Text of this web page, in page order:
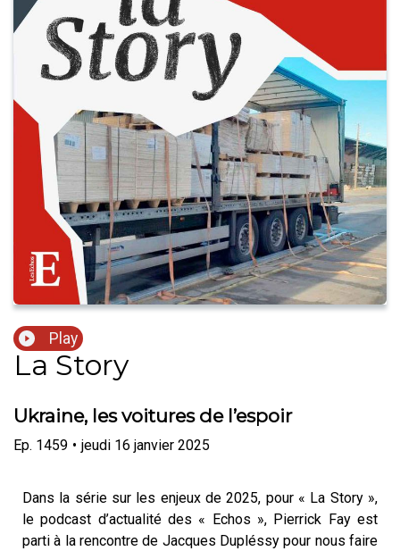
Play
La Story
Ukraine, les voitures de l’espoir
Ep. 1459 • jeudi 16 janvier 2025
Dans la série sur les enjeux de 2025, pour « La Story »,
le podcast d’actualité des « Echos », Pierrick Fay est
parti à la rencontre de Jacques Dupléssy pour nous faire